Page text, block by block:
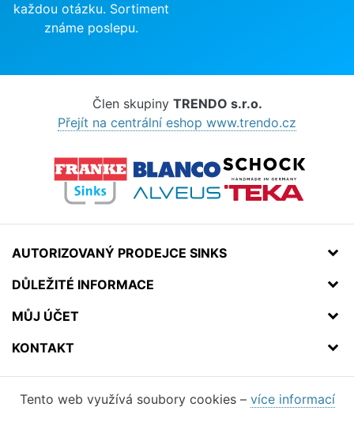
každou otázku. Sortiment
známe poslepu.
Člen skupiny TRENDO s.r.o.
Přejít na centrální eshop www.trendo.cz
AUTORIZOVANÝ PRODEJCE SINKS
DŮLEŽITÉ INFORMACE
MŮJ ÚČET
KONTAKT
Tento web využívá soubory cookies – více informací